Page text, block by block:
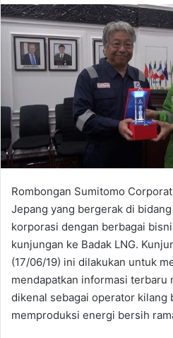
Rombongan Sumitomo
Jepang yang bergerak di
korporasi dengan berbagai
kunjungan ke Badak LNG.
(17/06/19) ini dilakukan untuk
mendapatkan informasi terbaru
dikenal sebagai operator
memproduksi energi bersih